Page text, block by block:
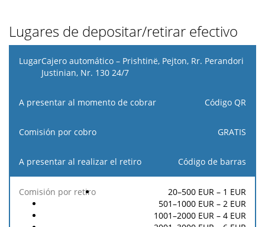
Lugares de depositar/retirar efectivo
Lugar
presentar
momento
de cobrar
Comisión
cobro
presentar
Comisión
Cajero automático – Prishtinë, Pejton, Rr. Perandori
Justinian, Nr. 130 24/7
Código QR
GRATIS
Código de barras
20–500 EUR – 1 EUR
501–1000 EUR – 2 EUR
1001–2000 EUR – 4 EUR